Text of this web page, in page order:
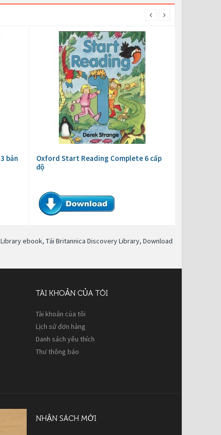
bản
Oxford Start Reading Complete 6 cấp
độ
ebook, Tải Britannica Discovery Library, Download
TÀI KHOẢN CỦA TÔI
Tài khoản của tôi
Lịch sử đơn hàng
Danh sách yêu thích
Thư thông báo
NHẬN SÁCH MỚI